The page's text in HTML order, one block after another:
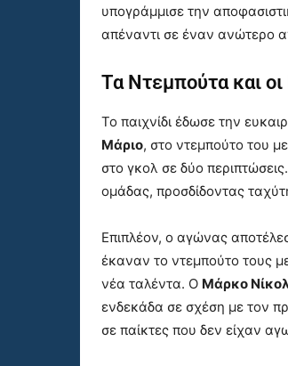
υπογράμμισε την
απέναντι σε έναν ανώτερο
Τα Ντεμπούτα και
Το παιχνίδι έδωσε την
Μάριο, στο ντεμπούτο του
στο γκολ σε δύο
ομάδας, προσδίδοντας
Επιπλέον, ο αγώνας
έκαναν το ντεμπούτο τους
νέα ταλέντα. Ο Μάρκο
ενδεκάδα σε σχέση με τον
σε παίκτες που δεν είχαν